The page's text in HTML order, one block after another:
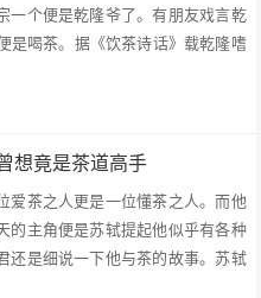
一个便是乾隆爷了。有朋友戏言乾
是喝茶。据《饮茶诗话》载乾隆嗜
想竟是茶道高手
爱茶之人更是一位懂茶之人。而他
的主角便是苏轼提起他似乎有各种
还是细说一下他与茶的故事。苏轼